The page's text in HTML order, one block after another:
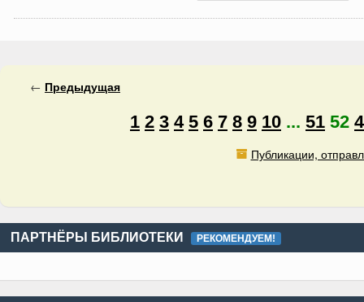
← Предыдущая
1 2 3 4 5 6 7 8 9 10 ... 51 52
Публикации,
ПАРТНЁРЫ БИБЛИОТЕКИ РЕКОМЕНДУЕМ!